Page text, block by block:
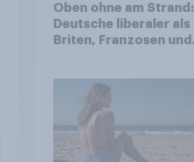
Oben ohne am Strand:
Deutsche liberaler als
Briten, Franzosen und